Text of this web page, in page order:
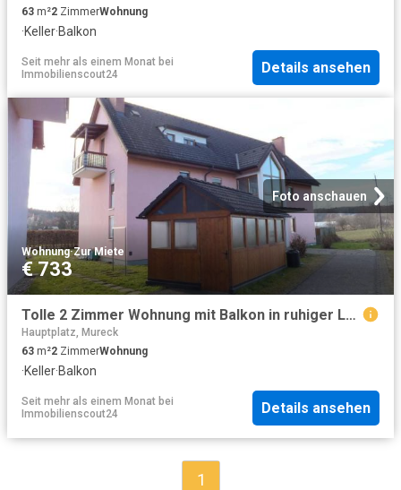
63 m²2 ZimmerWohnung
·Keller·Balkon
Seit mehr als einem Monat bei
Immobilienscout24
Details ansehen
Foto anschauen
Wohnung·Zur Miete
€ 733
Tolle 2 Zimmer Wohnung mit Balkon in ruhiger Lage geförderte Miete ODER geförderte Miete mit Kaufoption 2 Zimmer
Hauptplatz, Mureck
63 m²2 ZimmerWohnung
·Keller·Balkon
Seit mehr als einem Monat bei
Immobilienscout24
Details ansehen
1